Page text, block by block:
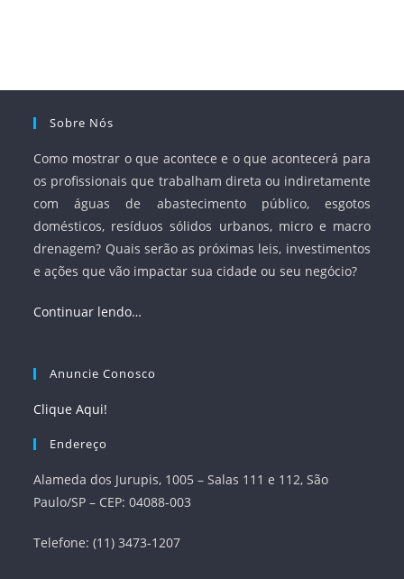
Sobre Nós
Como mostrar o que acontece e o que acontecerá para
os profissionais que trabalham direta ou indiretamente
com águas de abastecimento público, esgotos
domésticos, resíduos sólidos urbanos, micro e macro
drenagem? Quais serão as próximas leis, investimentos
e ações que vão impactar sua cidade ou seu negócio?
Continuar lendo…
Anuncie Conosco
Clique Aqui!
Endereço
Alameda dos Jurupis, 1005 – Salas 111 e 112, São
Paulo/SP – CEP: 04088-003
Telefone: (11) 3473-1207